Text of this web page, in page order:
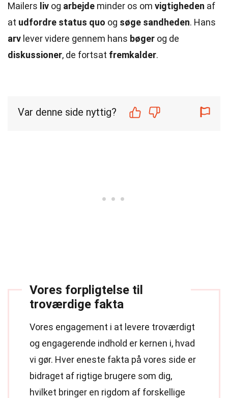
Mailers liv og arbejde minder os om vigtigheden af
at udfordre status quo og søge sandheden. Hans
arv lever videre gennem hans bøger og de
diskussioner, de fortsat fremkalder.
Var denne side nyttig?
Vores forpligtelse til
troværdige fakta
Vores engagement i at levere troværdigt
og engagerende indhold er kernen i, hvad
vi gør. Hver eneste fakta på vores side er
bidraget af rigtige brugere som dig,
hvilket bringer en rigdom af forskellige